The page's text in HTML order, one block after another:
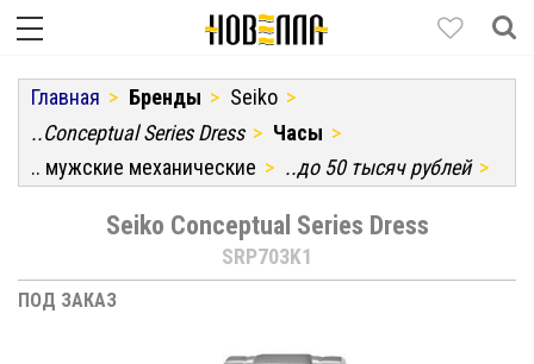
Главная Бренды
Seiko
..Conceptual Series Dress
Часы
.. мужские механические
..до 50 тысяч рублей
Seiko Conceptual Series Dress
SRP703K1
ПОД ЗАКАЗ